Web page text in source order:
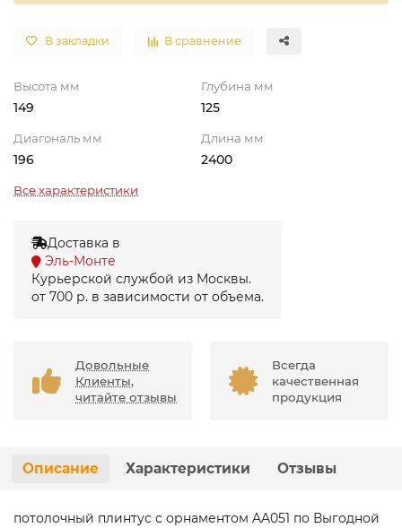
В закладки В сравнение
Высота мм
149
Глубина мм
125
Диагональ мм
196
Длина мм
2400
Все характеристики
Доставка в
Эль-Монте
Курьерской службой из Москвы.
от 700 р. в зависимости от объема.
Довольные
Клиенты,
читайте отзывы
Всегда
качественная
продукция
Описание Характеристики Отзывы
потолочный плинтус с орнаментом AA051 по Выгодной